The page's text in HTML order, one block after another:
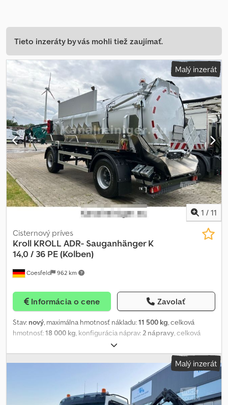
Tieto inzeráty by vás mohli tiež zaujímať.
Malý inzerát
1 / 11
Coesfeld 962 km
Cisternový príves
Kroll KROLL ADR- Sauganhänger K
14,0 / 36 PE (Kolben)
Informácia o cene Zavolať
Stav: nový, maximálna hmotnosť nákladu:11 500 kg, celková
hmotnosť:18 000 kg, konfigurácia náprav:2 nápravy, celková
3 330 mm
Výbava:ABS, ++ RENT ++ BUY ++ RENT ++ BUY ++ RENT ++ BUY
++ KROLL Suction-Pressure Tank Trailer ADR (internal no. #518)
Type K 14.0/36 PEAH ----Tank certification L4BH Suitable for
collecting and transporting liquids and sludges. Total volume
approx. 14,000 liters air volume Sludge chamber (behind piston)
Malý inzerát